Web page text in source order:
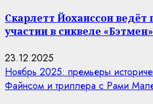
Скарлетт Йоханссон ведёт
участии в сиквеле «Бэтмен»
23.12.2025
Ноябрь 2025: премьеры
Файнсом и триллера с Рами